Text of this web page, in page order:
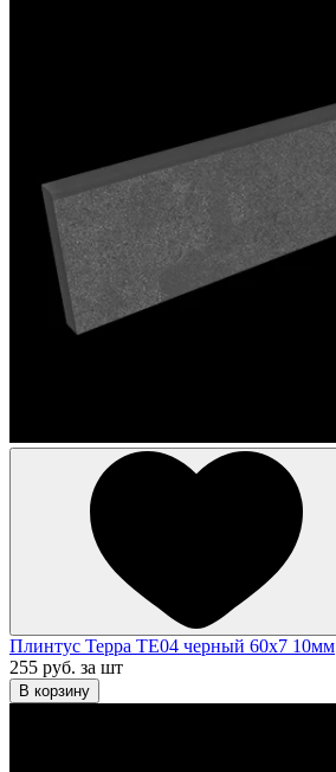
Плинтус Терра TE04 черный 60x7 10мм
255 руб. за шт
В корзину